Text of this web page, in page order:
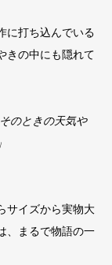
に打ち込んでいる
きの中にも隠れて
のときの天気や
サイズから実物大
、まるで物語の一